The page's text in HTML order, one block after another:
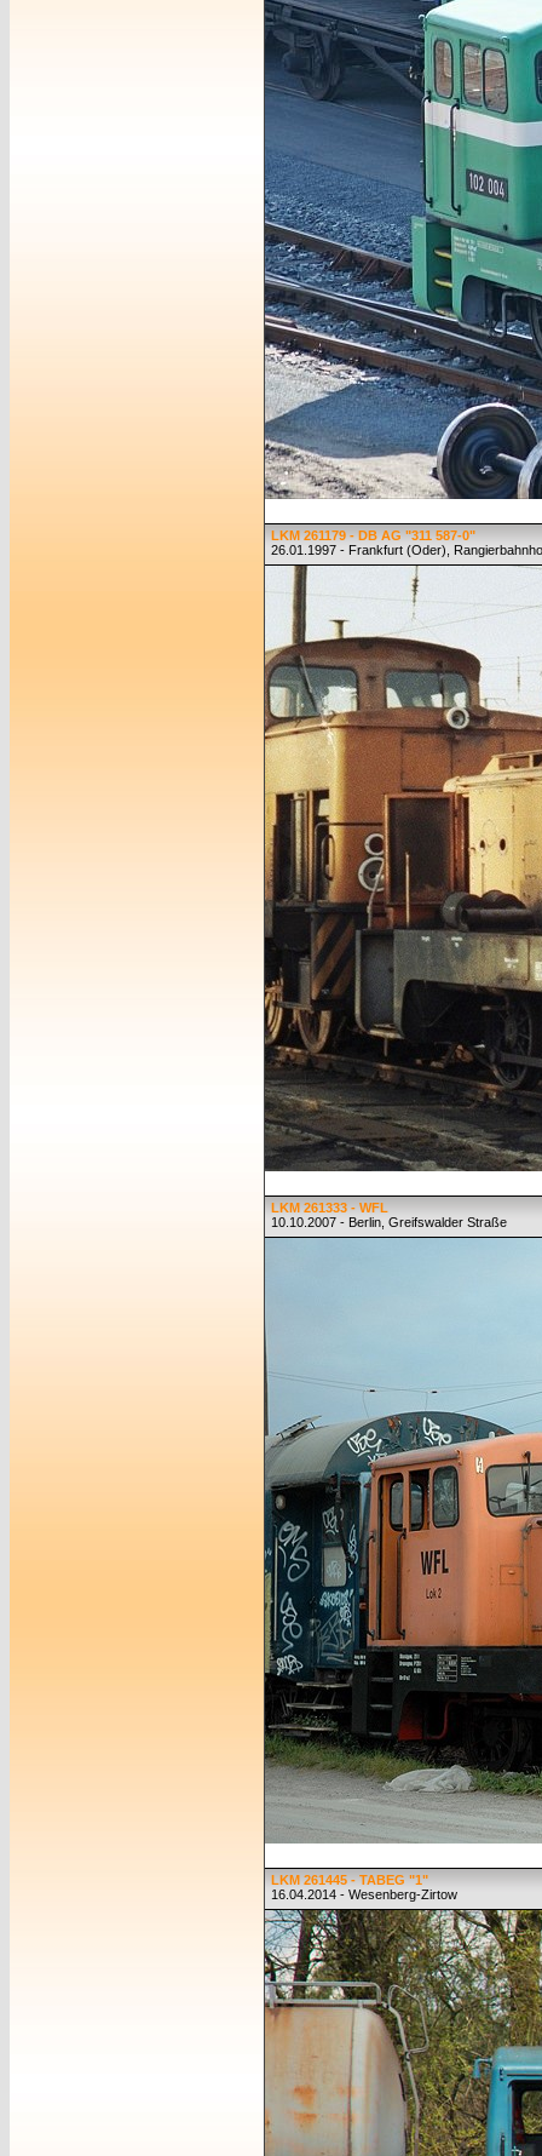
LKM 261179 - DB AG "311 587-0"
26.01.1997 - Frankfurt (Oder),
LKM 261333 - WFL
10.10.2007 - Berlin, Greifswalder Straße
LKM 261445 - TABEG "1"
16.04.2014 - Wesenberg-Zirtow